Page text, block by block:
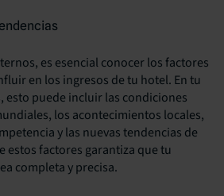
es esencial conocer los factores
en los ingresos de tu hotel. En tu
esto puede incluir las condiciones
los acontecimientos locales,
y las nuevas tendencias de
estos factores garantiza que tu
completa y precisa.